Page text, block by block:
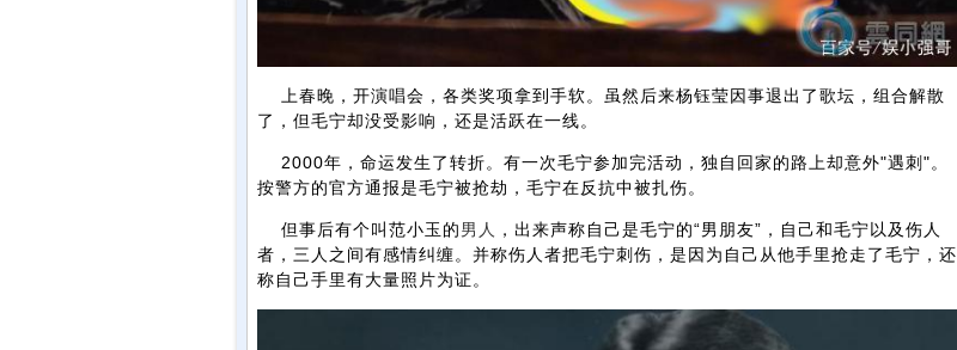
上春晚，开演唱会，各类奖项拿到手软。虽然后来杨钰莹因事退出了歌坛，组合解散
了，但毛宁却没受影响，还是活跃在一线。
2000年，命运发生了转折。有一次毛宁参加完活动，独自回家的路上却意外"遇刺"。
按警方的官方通报是毛宁被抢劫，毛宁在反抗中被扎伤。
但事后有个叫范小玉的男人 ，出来声称自己是毛宁的“男朋友”，自己和毛宁以及伤人
者，三人之间有感情纠缠。并称伤人者把毛宁刺伤，是因为自己从他手里抢走了毛宁，还
称自己手里有大量照片为证。